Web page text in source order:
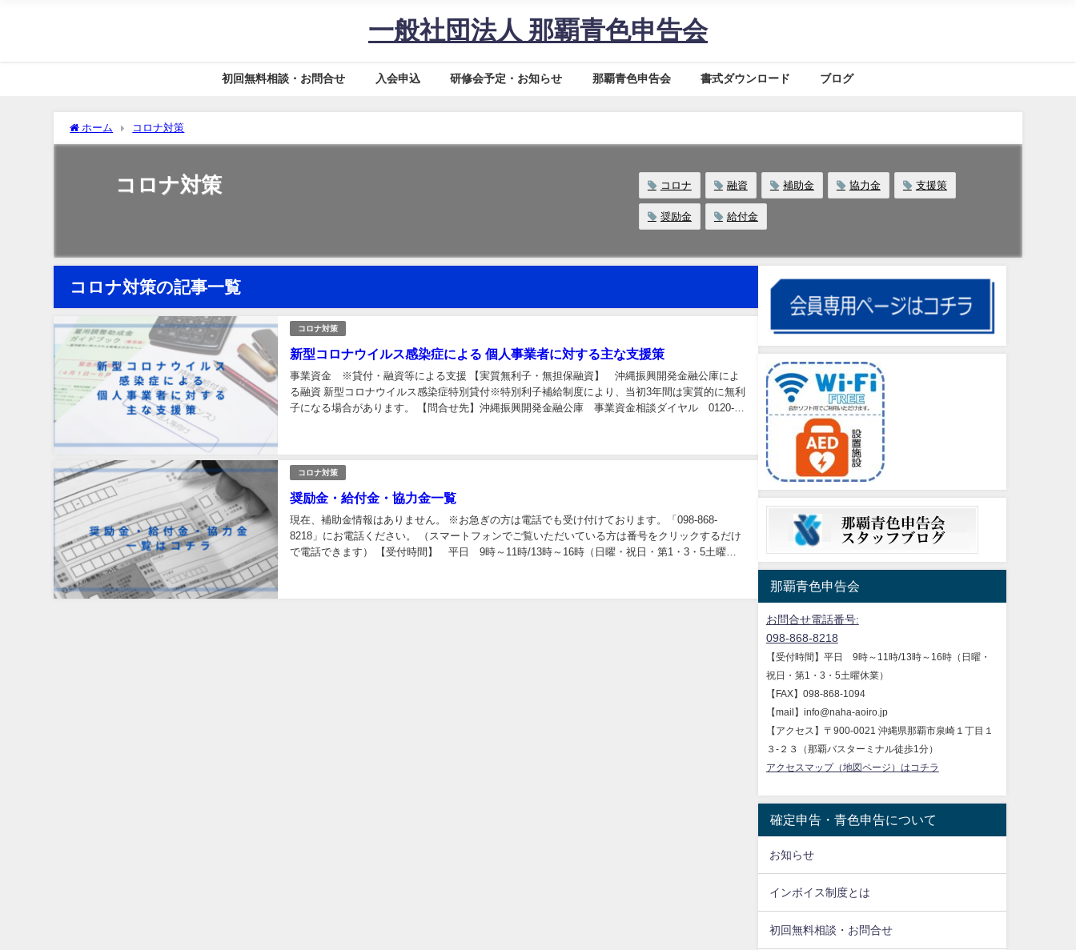
一般社団法人 那覇青色申告会
初回無料相談・お問合せ 入会申込 研修会予定・お知らせ 那覇青色申告会 書式ダウンロード ブログ
ホーム コロナ対策
コロナ対策 コロナ 融資 補助金 協力金 支援策
奨励金 給付金
コロナ対策の記事一覧
コロナ対策
新型コロナウイルス感染症による 個人事業者に対する主な支援策
事業資金 ※貸付・融資等による支援 【実質無利子・無担保融資】 沖縄振興開発金融公庫によ
る融資 新型コロナウイルス感染症特別貸付※特別利子補給制度により、当初3年間は実質的に無利
子になる場合があります。 【問合せ先】沖縄振興開発金融公庫 事業資金相談ダイヤル 0120-
コロナ対策
奨励金・給付金・協力金一覧
現在、補助金情報はありません。 ※お急ぎの方は電話でも受け付けております。「098-868-
8218」にお電話ください。 （スマートフォンでご覧いただいている方は番号をクリックするだけ
で電話できます） 【受付時間】 平日 9時～11時/13時～16時（日曜・祝日・第1・3・5土曜休
那覇青色申告会
お問合せ電話番号:
098-868-8218
【受付時間】平日 9時～11時/13時～16時（日曜・
祝日・第1・3・5土曜休業）
【FAX】098-868-1094
【mail】info@naha-aoiro.jp
【アクセス】〒900-0021 沖縄県那覇市泉崎１丁目１
３-２３（那覇バスターミナル徒歩1分）
アクセスマップ（地図ページ）はコチラ
確定申告・青色申告について
お知らせ
インボイス制度とは
初回無料相談・お問合せ